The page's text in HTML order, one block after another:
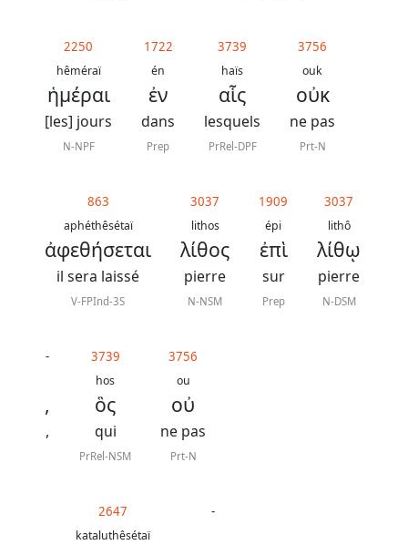
2250
hêméraï
ἡμέραι
[les] jours
N-NPF
1722
én
ἐν
dans
Prep
3739
haïs
αἷς
lesquels
PrRel-DPF
3756
ouk
οὐκ
ne pas
Prt-N
863
aphéthêsétaï
ἀφεθήσεται
il sera laissé
V-FPInd-3S
3037
lithos
λίθος
pierre
N-NSM
1909
épi
ἐπὶ
sur
Prep
3037
lithô
λίθῳ
pierre
N-DSM
-
,
,
3739
hos
ὃς
qui
PrRel-NSM
3756
ou
οὐ
ne pas
Prt-N
2647
kataluthêsétaï
-